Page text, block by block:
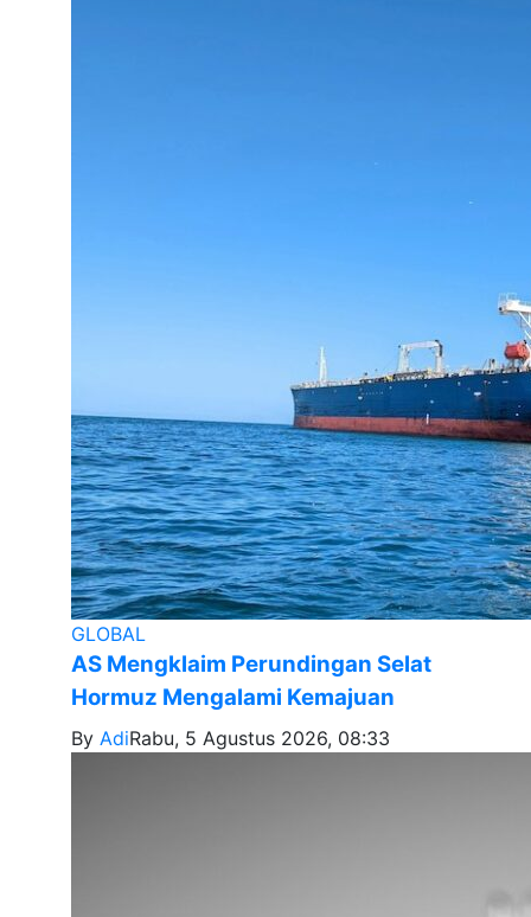
GLOBAL
AS Mengklaim Perundingan Selat
Hormuz Mengalami Kemajuan
By AdiRabu, 5 Agustus 2026, 08:33